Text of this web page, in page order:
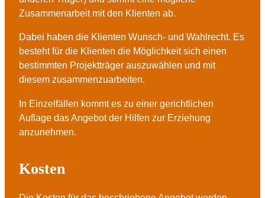
Zusammenarbeit mit den Klienten ab.
Dabei haben die Klienten Wunsch- und Wahlrecht. Es
besteht für die Klienten die Möglichkeit sich einen
bestimmten Projektträger auszuwählen und mit
diesem zusammenzuarbeiten.
In Einzelfällen kommt es zu einer gerichtlichen
Auflage das Angebot der Hilfen zur Erziehung
anzunehmen.
Kosten